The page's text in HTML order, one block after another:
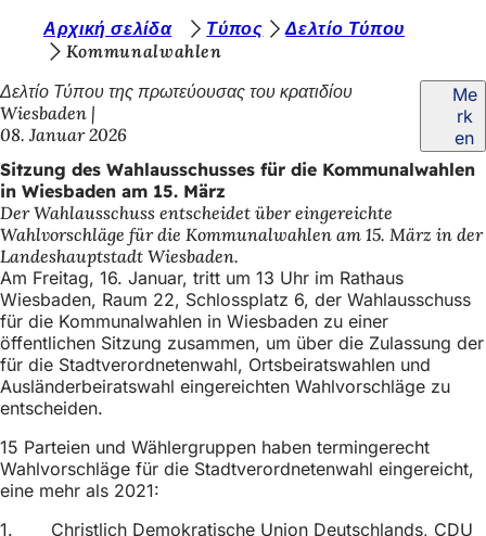
Inhalt anspringen
e
b
e
f
i
n
d
e
n
s
i
c
h
Αρχική σελίδα Τύπος
Δελτίο Τύπου
Kommunalwahlen
Δελτίο Τύπου της πρωτεύουσας του κρατιδίου
Wiesbaden
08. Januar 2026
Me
rk
en
Sitzung des Wahlausschusses für die Kommunalwahlen
in Wiesbaden am 15. März
Der Wahlausschuss entscheidet über eingereichte
Wahlvorschläge für die Kommunalwahlen am 15. März in der
Landeshauptstadt Wiesbaden.
Am Freitag, 16. Januar, tritt um 13 Uhr im Rathaus
Wiesbaden, Raum 22, Schlossplatz 6, der Wahlausschuss
für die Kommunalwahlen in Wiesbaden zu einer
öffentlichen Sitzung zusammen, um über die Zulassung der
für die Stadtverordnetenwahl, Ortsbeiratswahlen und
Ausländerbeiratswahl eingereichten Wahlvorschläge zu
entscheiden.
15 Parteien und Wählergruppen haben termingerecht
Wahlvorschläge für die Stadtverordnetenwahl eingereicht,
eine mehr als 2021:
1. Christlich Demokratische Union Deutschlands, CDU